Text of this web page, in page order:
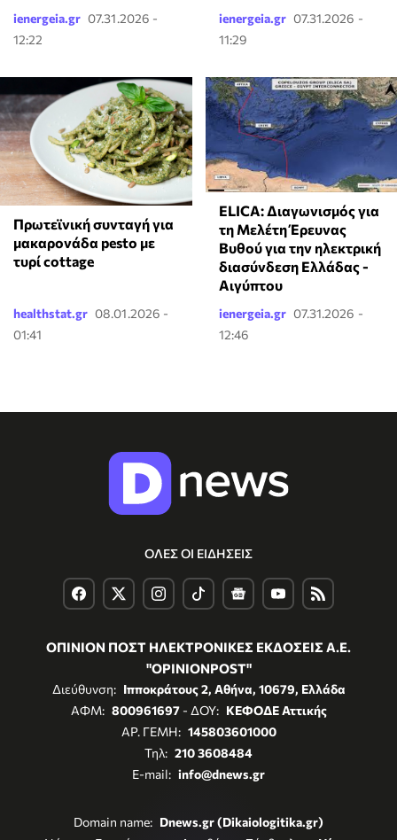
ienergeia.gr 07.31.2026 -
12:22
ienergeia.gr 07.31.2026 -
11:29
Πρωτεϊνική συνταγή για
μακαρονάδα pesto με
τυρί cottage
healthstat.gr 08.01.2026 -
01:41
ELICA: Διαγωνισμός για
τη Μελέτη Έρευνας
Βυθού για την ηλεκτρική
διασύνδεση Ελλάδας -
Αιγύπτου
ienergeia.gr 07.31.2026 -
12:46
ΟΛΕΣ ΟΙ ΕΙΔΗΣΕΙΣ
ΟΠΙΝΙΟΝ ΠΟΣΤ ΗΛΕΚΤΡΟΝΙΚΕΣ ΕΚΔΟΣΕΙΣ Α.Ε.
"OPINIONPOST"
Διεύθυνση: Ιπποκράτους 2, Αθήνα, 10679, Ελλάδα
ΑΦΜ: 800961697- ΔΟΥ: ΚΕΦΟΔΕ Αττικής
ΑΡ. ΓΕΜΗ: 145803601000
Τηλ: 210 3608484
E-mail: info@dnews.gr
Domain name: Dnews.gr (Dikaiologitika.gr)